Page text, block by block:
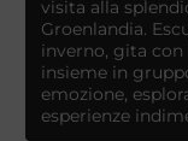
visita alla
Groenlandia.
inverno, gita
insieme in
emozione,
esperienze